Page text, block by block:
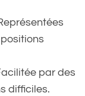
par des
difficiles.